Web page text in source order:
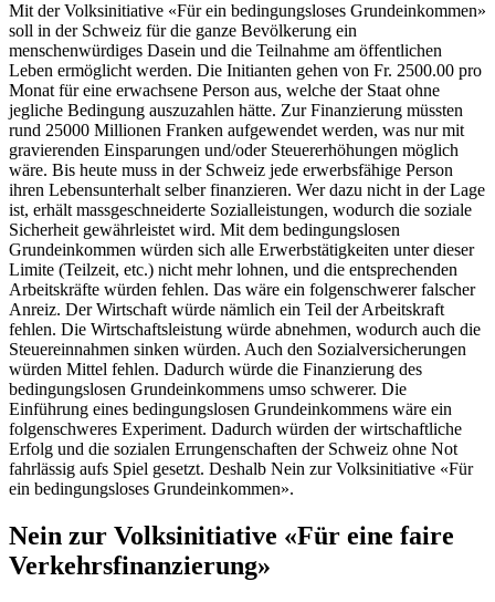
Mit der Volksinitiative «Für ein bedingungsloses Grundeinkommen»
soll in der Schweiz für die ganze Bevölkerung ein
menschenwürdiges Dasein und die Teilnahme am öffentlichen
Leben ermöglicht werden. Die Initianten gehen von Fr. 2500.00 pro
Monat für eine erwachsene Person aus, welche der Staat ohne
jegliche Bedingung auszuzahlen hätte. Zur Finanzierung müssten
rund 25000 Millionen Franken aufgewendet werden, was nur mit
gravierenden Einsparungen und/oder Steuererhöhungen möglich
wäre. Bis heute muss in der Schweiz jede erwerbsfähige Person
ihren Lebensunterhalt selber finanzieren. Wer dazu nicht in der Lage
ist, erhält massgeschneiderte Sozialleistungen, wodurch die soziale
Sicherheit gewährleistet wird. Mit dem bedingungslosen
Grundeinkommen würden sich alle Erwerbstätigkeiten unter dieser
Limite (Teilzeit, etc.) nicht mehr lohnen, und die entsprechenden
Arbeitskräfte würden fehlen. Das wäre ein folgenschwerer falscher
Anreiz. Der Wirtschaft würde nämlich ein Teil der Arbeitskraft
fehlen. Die Wirtschaftsleistung würde abnehmen, wodurch auch die
Steuereinnahmen sinken würden. Auch den Sozialversicherungen
würden Mittel fehlen. Dadurch würde die Finanzierung des
bedingungslosen Grundeinkommens umso schwerer. Die
Einführung eines bedingungslosen Grundeinkommens wäre ein
folgenschweres Experiment. Dadurch würden der wirtschaftliche
Erfolg und die sozialen Errungenschaften der Schweiz ohne Not
fahrlässig aufs Spiel gesetzt. Deshalb Nein zur Volksinitiative «Für
ein bedingungsloses Grundeinkommen».
Nein zur Volksinitiative «Für eine faire
Verkehrsfinanzierung»